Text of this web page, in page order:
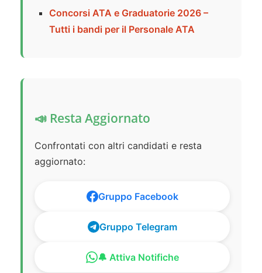
Concorsi ATA e Graduatorie 2026 –
Tutti i bandi per il Personale ATA
📣 Resta Aggiornato
Confrontati con altri candidati e resta
aggiornato:
Gruppo Facebook
Gruppo Telegram
🔔 Attiva Notifiche